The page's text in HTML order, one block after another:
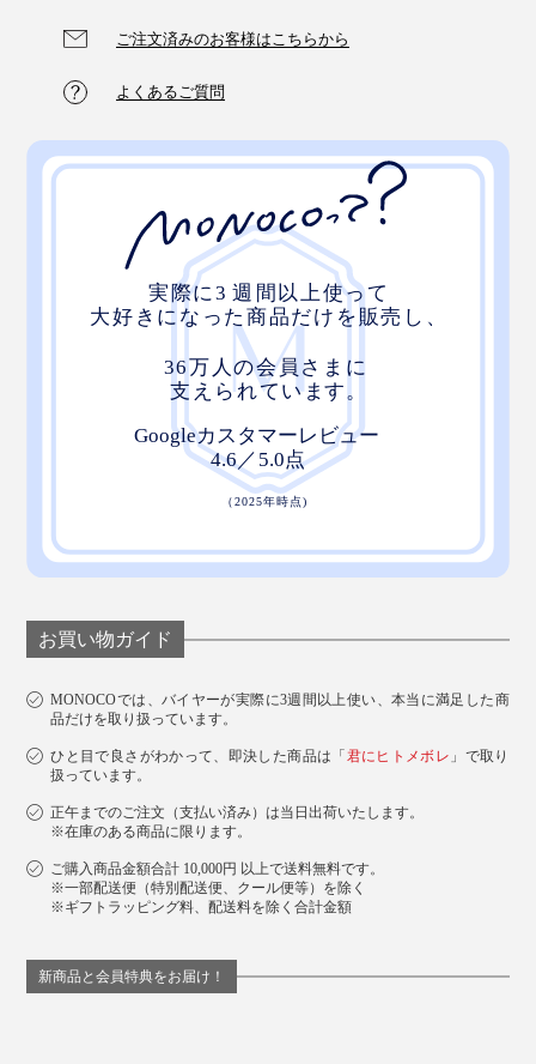
ご注文済みのお客様はこちらから
よくあるご質問
お買い物ガイド
MONOCOでは、バイヤーが実際に3週間以上使い、本当に満足した商
品だけを取り扱っています。
ひと目で良さがわかって、即決した商品は「君にヒトメボレ 」で取り
扱っています。
正午までのご注文（支払い済み）は当日出荷いたします。
※在庫のある商品に限ります。
ご購入商品金額合計 10,000円 以上で送料無料です。
※一部配送便（特別配送便、クール便等）を除く
※ギフトラッピング料、配送料を除く合計金額
新商品と会員特典をお届け！